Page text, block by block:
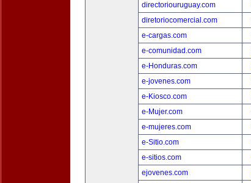
directoriouruguay.com
diretoriocomercial.com
e-cargas.com
e-comunidad.com
e-Honduras.com
e-jovenes.com
e-Kiosco.com
e-Mujer.com
e-mujeres.com
e-Sitio.com
e-sitios.com
ejovenes.com